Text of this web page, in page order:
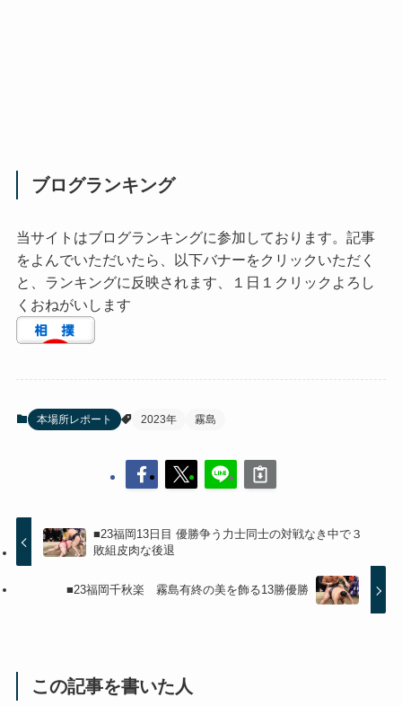
ブログランキング
当サイトはブログランキングに参加しております。記事
をよんでいただいたら、以下バナーをクリックいただく
と、ランキングに反映されます、１日１クリックよろし
くおねがいします
本場所レポート 2023年 霧島
■23福岡13日目 優勝争う力士同士の対戦なき中で３
敗組皮肉な後退
■23福岡千秋楽 霧島有終の美を飾る13勝優勝
この記事を書いた人